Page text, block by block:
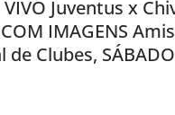
VIVO Juventus x
IMAGENS
Clubes, SÁBADO